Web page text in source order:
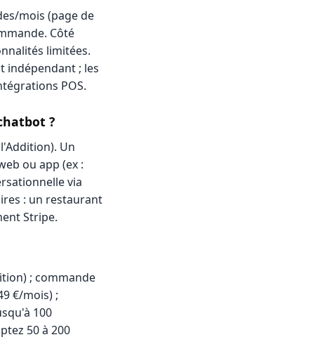
mois (page de
Côté
limitées.
indépendant ; les
POS.
?
Un
ou app (ex :
via
: un restaurant
Stripe.
; commande
€/mois) ;
100
50 à 200